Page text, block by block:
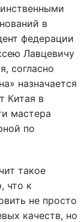
в
федерации
Лавцевичу
согласно
назначается
Китая в
мастера
по
такое
что к
не просто
качеств, но